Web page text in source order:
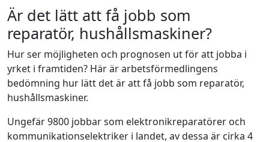
Är det lätt att få jobb som
reparatör, hushållsmaskiner?
Hur ser möjligheten och prognosen ut för att jobba i
yrket i framtiden? Här är arbetsförmedlingens
bedömning hur lätt det är att få jobb som reparatör,
hushållsmaskiner.
Ungefär 9800 jobbar som elektronikreparatörer och
kommunikationselektriker i landet, av dessa är cirka 4